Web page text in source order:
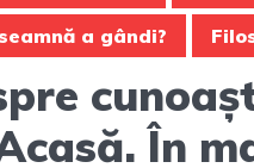
a gândi?
În